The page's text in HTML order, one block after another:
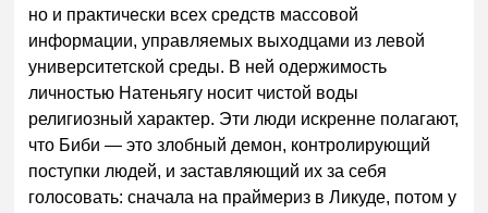
но и практически всех средств массовой
информации, управляемых выходцами из левой
университетской среды. В ней одержимость
личностью Натеньягу носит чистой воды
религиозный характер. Эти люди искренне полагают,
что Биби — это злобный демон, контролирующий
поступки людей, и заставляющий их за себя
голосовать: сначала на праймериз в Ликуде, потом у